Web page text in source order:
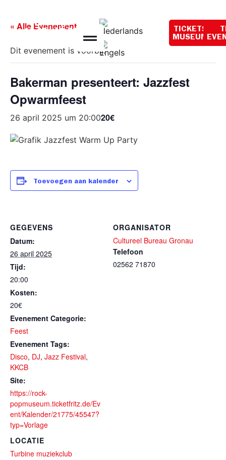
vandaag:
TICKETS
MUSEUM
« Alle Evenementen
Dit evenement is voorbij.
Bakerman presenteert: Jazzfest
Opwarmfeest
26 april 2025 um 20:0020€
Toevoegen aan kalender
GEGEVENS
Datum:
26 april 2025
Tijd:
20:00
Kosten:
20€
Evenement Categorie:
Feest
Evenement Tags:
Disco, DJ, Jazz Festival,
KKCB
Site:
https://rock-
popmuseum.ticketfritz.de/Ev
ent/Kalender/21775/45547?
typ=Vorlage
LOCATIE
Turbine muziekclub
ORGANISATOR
Cultureel Bureau Gronau
Telefoon
02562 71870